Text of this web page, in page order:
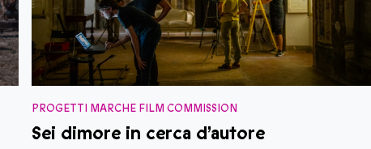
PROGETTI MARCHE FILM COMMISSION
Sei dimore in cerca d’autore